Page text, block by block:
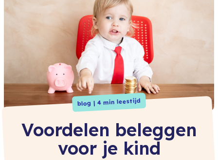
blog | 4 min leestijd
Voordelen beleggen
voor je kind